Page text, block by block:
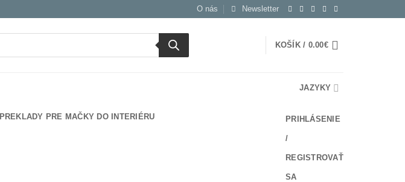
O nás Newsletter
KOŠÍK / 0.00€
PREKLADY PRE MAČKY DO INTERIÉRU
JAZYKY
PRIHLÁSENIE
/
REGISTROVAŤ
SA